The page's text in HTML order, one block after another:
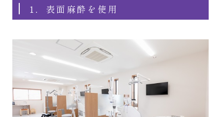
1．表面麻酔を使用